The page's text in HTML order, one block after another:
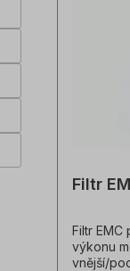
Filtr
Filtr
výkonu
vnější/